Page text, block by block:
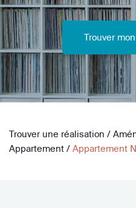
Trouver
Trouver une réalisation /
Appartement / Appartement